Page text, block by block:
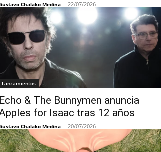
Chalako Medina - 22/07/2026
Lanzamientos
Echo & The Bunnymen anuncia
for Isaac tras 12 años
Chalako Medina - 20/07/2026